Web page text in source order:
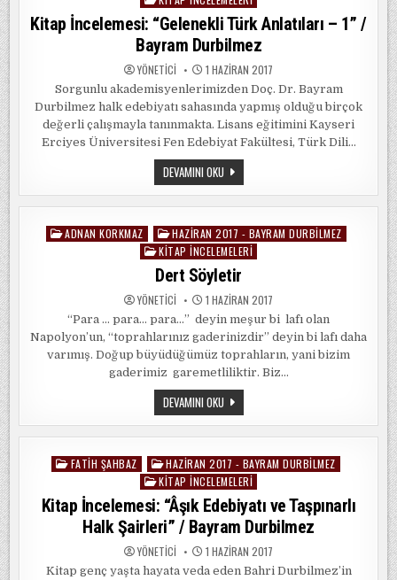
Kitap İncelemesi: “Gelenekli Türk Anlatıları – 1” /
Bayram Durbilmez
YÖNETICI 1 HAZIRAN 2017
Sorgunlu akademisyenlerimizden Doç. Dr. Bayram
Durbilmez halk edebiyatı sahasında yapmış olduğu birçok
değerli çalışmayla tanınmakta. Lisans eğitimini Kayseri
Erciyes Üniversitesi Fen Edebiyat Fakültesi, Türk Dili…
DEVAMINI OKUKITAP
İNCELEMESI:
“GELENEKLI
TÜRK
–
1”
/
BAYRAM
DURBILMEZ
Posted
ADNAN KORKMAZ
HAZIRAN 2017 - BAYRAM DURBILMEZ
KITAP İNCELEMELERI
Dert Söyletir
YÖNETICI 1 HAZIRAN 2017
“Para … para… para…” deyin meşur bi lafı olan
Napolyon’un, “toprahlarınız gaderinizdir” deyin bi lafı daha
varımış. Doğup büyüdüğümüz toprahların, yani bizim
gaderimiz garemetliliktir. Biz…
DEVAMINI OKUDERT
SÖYLETIR
Posted
FATIH ŞAHBAZ
HAZIRAN 2017 - BAYRAM DURBILMEZ
KITAP İNCELEMELERI
Kitap İncelemesi: “Âşık Edebiyatı ve Taşpınarlı
Halk Şairleri” / Bayram Durbilmez
YÖNETICI 1 HAZIRAN 2017
Kitap genç yaşta hayata veda eden Bahri Durbilmez’in